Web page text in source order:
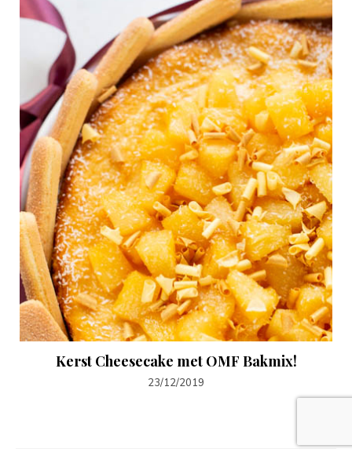
Kerst Cheesecake met OMF Bakmix!
23/12/2019